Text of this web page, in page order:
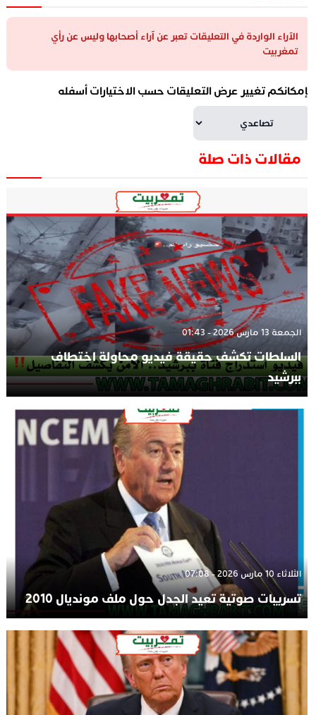
الآراء الواردة في التعليقات تعبر عن آراء أصحابها وليس عن رأي
تمغربيت
تغيير عرض التعليقات حسب الاختيارات أسفله
مقالات ذات صلة
الجمعة 13 مارس 2026 - 01:43
السلطات تكشف حقيقة فيديو محاولة اختطاف
ببرشيد
الثلاثاء 10 مارس 2026 - 07:08
تسريبات صوتية تعيد الجدل حول ملف مونديال 2010